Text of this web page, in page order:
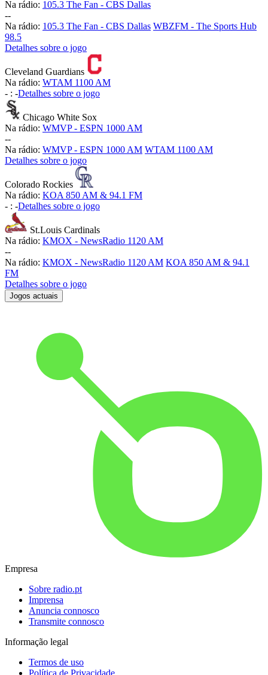
Na rádio: 105.3 The Fan - CBS Dallas
--
Na rádio: 105.3 The Fan - CBS Dallas WBZFM - The Sports Hub
98.5
Detalhes sobre o jogo
Cleveland Guardians
Na rádio: WTAM 1100 AM
- : -Detalhes sobre o jogo
Chicago White Sox
Na rádio: WMVP - ESPN 1000 AM
--
Na rádio: WMVP - ESPN 1000 AM WTAM 1100 AM
Detalhes sobre o jogo
Colorado Rockies
Na rádio: KOA 850 AM & 94.1 FM
- : -Detalhes sobre o jogo
St.Louis Cardinals
Na rádio: KMOX - NewsRadio 1120 AM
--
Na rádio: KMOX - NewsRadio 1120 AM KOA 850 AM & 94.1
FM
Detalhes sobre o jogo
Jogos actuais
Empresa
Sobre radio.pt
Imprensa
Anuncia connosco
Transmite connosco
Informação legal
Termos de uso